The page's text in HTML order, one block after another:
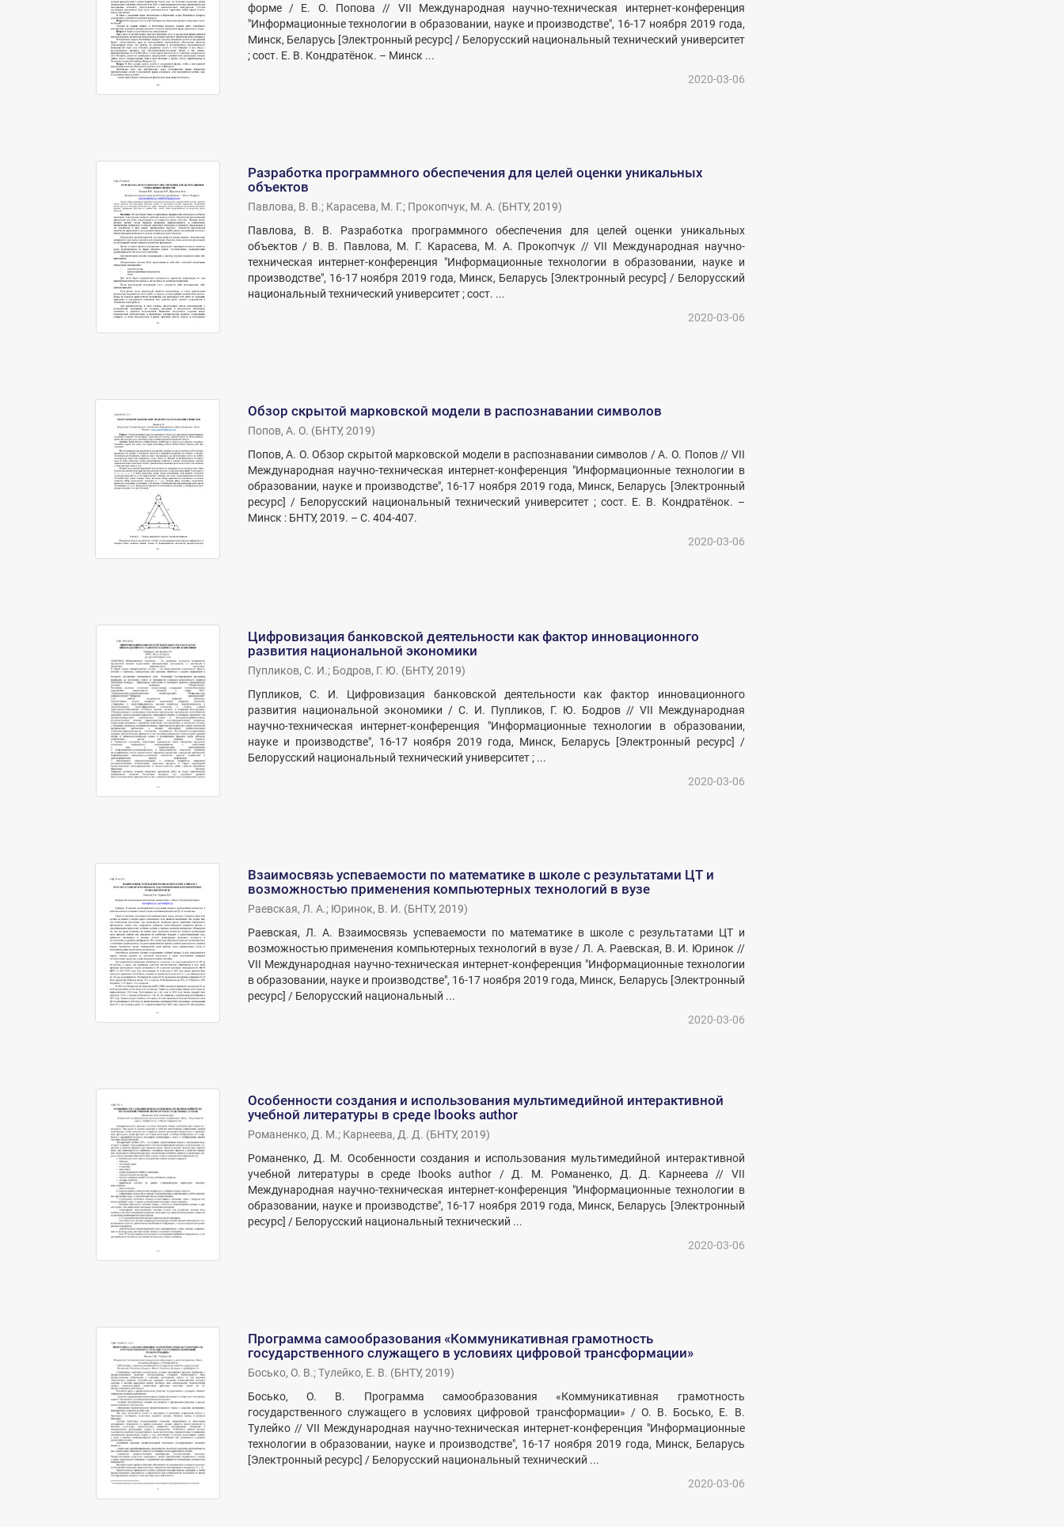
форме / Е. О. Попова // VII Международная научно-техническая интернет-конференция
"Информационные технологии в образовании, науке и производстве", 16-17 ноября 2019 года,
Минск, Беларусь [Электронный ресурс] / Белорусский национальный технический университет
; сост. Е. В. Кондратёнок. – Минск ...
2020-03-06
Разработка программного обеспечения для целей оценки уникальных
объектов
Павлова, В. В.; Карасева, М. Г.; Прокопчук, М. А. (БНТУ, 2019)
Павлова, В. В. Разработка программного обеспечения для целей оценки уникальных
объектов / В. В. Павлова, М. Г. Карасева, М. А. Прокопчук // VII Международная научно-
техническая интернет-конференция "Информационные технологии в образовании, науке и
производстве", 16-17 ноября 2019 года, Минск, Беларусь [Электронный ресурс] / Белорусский
национальный технический университет ; сост. ...
2020-03-06
Обзор скрытой марковской модели в распознавании символов
Попов, А. О. (БНТУ, 2019)
Попов, А. О. Обзор скрытой марковской модели в распознавании символов / А. О. Попов // VII
Международная научно-техническая интернет-конференция "Информационные технологии в
образовании, науке и производстве", 16-17 ноября 2019 года, Минск, Беларусь [Электронный
ресурс] / Белорусский национальный технический университет ; сост. Е. В. Кондратёнок. –
Минск : БНТУ, 2019. – С. 404-407.
2020-03-06
Цифровизация банковской деятельности как фактор инновационного
развития национальной экономики
Пупликов, С. И.; Бодров, Г. Ю. (БНТУ, 2019)
Пупликов, С. И. Цифровизация банковской деятельности как фактор инновационного
развития национальной экономики / С. И. Пупликов, Г. Ю. Бодров // VII Международная
научно-техническая интернет-конференция "Информационные технологии в образовании,
науке и производстве", 16-17 ноября 2019 года, Минск, Беларусь [Электронный ресурс] /
Белорусский национальный технический университет ; ...
2020-03-06
Взаимосвязь успеваемости по математике в школе с результатами ЦТ и
возможностью применения компьютерных технологий в вузе
Раевская, Л. А.; Юринок, В. И. (БНТУ, 2019)
Раевская, Л. А. Взаимосвязь успеваемости по математике в школе с результатами ЦТ и
возможностью применения компьютерных технологий в вузе / Л. А. Раевская, В. И. Юринок //
VII Международная научно-техническая интернет-конференция "Информационные технологии
в образовании, науке и производстве", 16-17 ноября 2019 года, Минск, Беларусь [Электронный
ресурс] / Белорусский национальный ...
2020-03-06
Особенности создания и использования мультимедийной интерактивной
учебной литературы в среде Ibooks author
Романенко, Д. М.; Карнеева, Д. Д. (БНТУ, 2019)
Романенко, Д. М. Особенности создания и использования мультимедийной интерактивной
учебной литературы в среде Ibooks author / Д. М. Романенко, Д. Д. Карнеева // VII
Международная научно-техническая интернет-конференция "Информационные технологии в
образовании, науке и производстве", 16-17 ноября 2019 года, Минск, Беларусь [Электронный
ресурс] / Белорусский национальный технический ...
2020-03-06
Программа самообразования «Коммуникативная грамотность
государственного служащего в условиях цифровой трансформации»
Босько, О. В.;Тулейко, Е. В. (БНТУ, 2019)
Босько, О. В. Программа самообразования «Коммуникативная грамотность
государственного служащего в условиях цифровой трансформации» / О. В. Босько, Е. В.
Тулейко // VII Международная научно-техническая интернет-конференция "Информационные
технологии в образовании, науке и производстве", 16-17 ноября 2019 года, Минск, Беларусь
[Электронный ресурс] / Белорусский национальный технический ...
2020-03-06